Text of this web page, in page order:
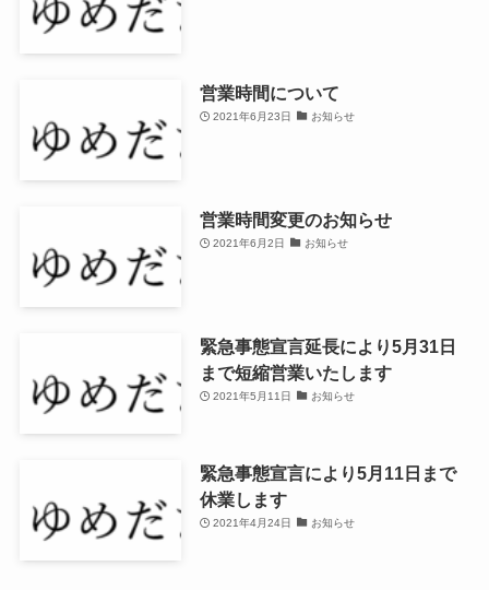
営業時間について
2021年6月23日 お知らせ
営業時間変更のお知らせ
2021年6月2日 お知らせ
緊急事態宣言延長により5月31日
まで短縮営業いたします
2021年5月11日 お知らせ
緊急事態宣言により5月11日まで
休業します
2021年4月24日 お知らせ